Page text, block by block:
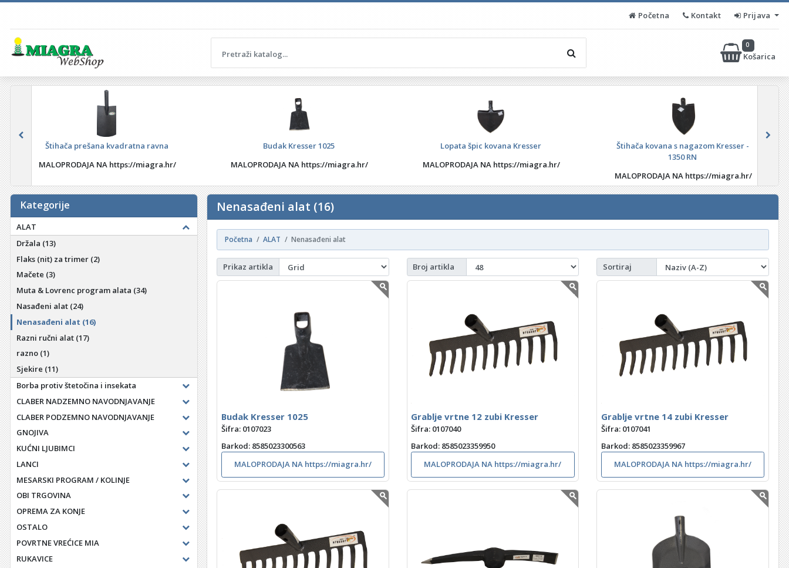
Početna Kontakt Prijava
Košarica
0
Štihača prešana kvadratna ravna
MALOPRODAJA NA https://miagra.hr/
Budak Kresser 1025
MALOPRODAJA NA https://miagra.hr/
Lopata špic kovana Kresser
MALOPRODAJA NA https://miagra.hr/
Štihača kovana s nagazom Kresser -
1350 RN
MALOPRODAJA NA https://miagra.hr/
Kategorije
ALAT
Držala (13)
Flaks (nit) za trimer (2)
Mačete (3)
Muta & Lovrenc program alata (34)
Nasađeni alat (24)
Nenasađeni alat (16)
Razni ručni alat (17)
razno (1)
Sjekire (11)
Borba protiv štetočina i insekata
CLABER NADZEMNO NAVODNJAVANJE
CLABER PODZEMNO NAVODNJAVANJE
GNOJIVA
KUĆNI LJUBIMCI
LANCI
MESARSKI PROGRAM / KOLINJE
OBI TRGOVINA
OPREMA ZA KONJE
OSTALO
POVRTNE VREĆICE MIA
RUKAVICE
Nenasađeni alat (16)
Početna ALAT Nenasađeni alat
Prikaz artikla Broj artikla Sortiraj
Budak Kresser 1025
Šifra: 0107023
Barkod: 8585023300563
MALOPRODAJA NA https://miagra.hr/
Grablje vrtne 12 zubi Kresser
Šifra: 0107040
Barkod: 8585023359950
MALOPRODAJA NA https://miagra.hr/
Grablje vrtne 14 zubi Kresser
Šifra: 0107041
Barkod: 8585023359967
MALOPRODAJA NA https://miagra.hr/